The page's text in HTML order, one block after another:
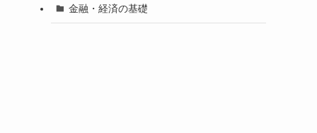
金融・経済の基礎